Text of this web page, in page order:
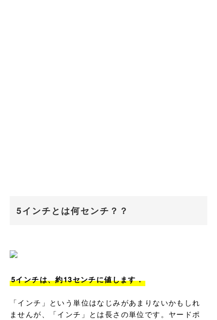
5インチとは何センチ？？
5インチは、約13センチに値します．
「インチ」という単位はなじみがあまりないかもしれ
ませんが、「インチ」とは長さの単位です。ヤードポ